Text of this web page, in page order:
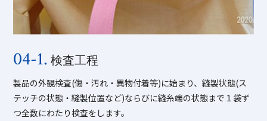
04-1. 検査工程
製品の外観検査(傷・汚れ・異物付着等)に始まり、縫製状態(ス
テッチの状態・縫製位置など)ならびに縫糸端の状態まで１袋ず
つ全数にわたり検査をします。